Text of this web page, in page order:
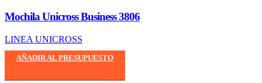
Mochila Unicross Business 3806
LINEA UNICROSS
AÑADIR AL PRESUPUESTO